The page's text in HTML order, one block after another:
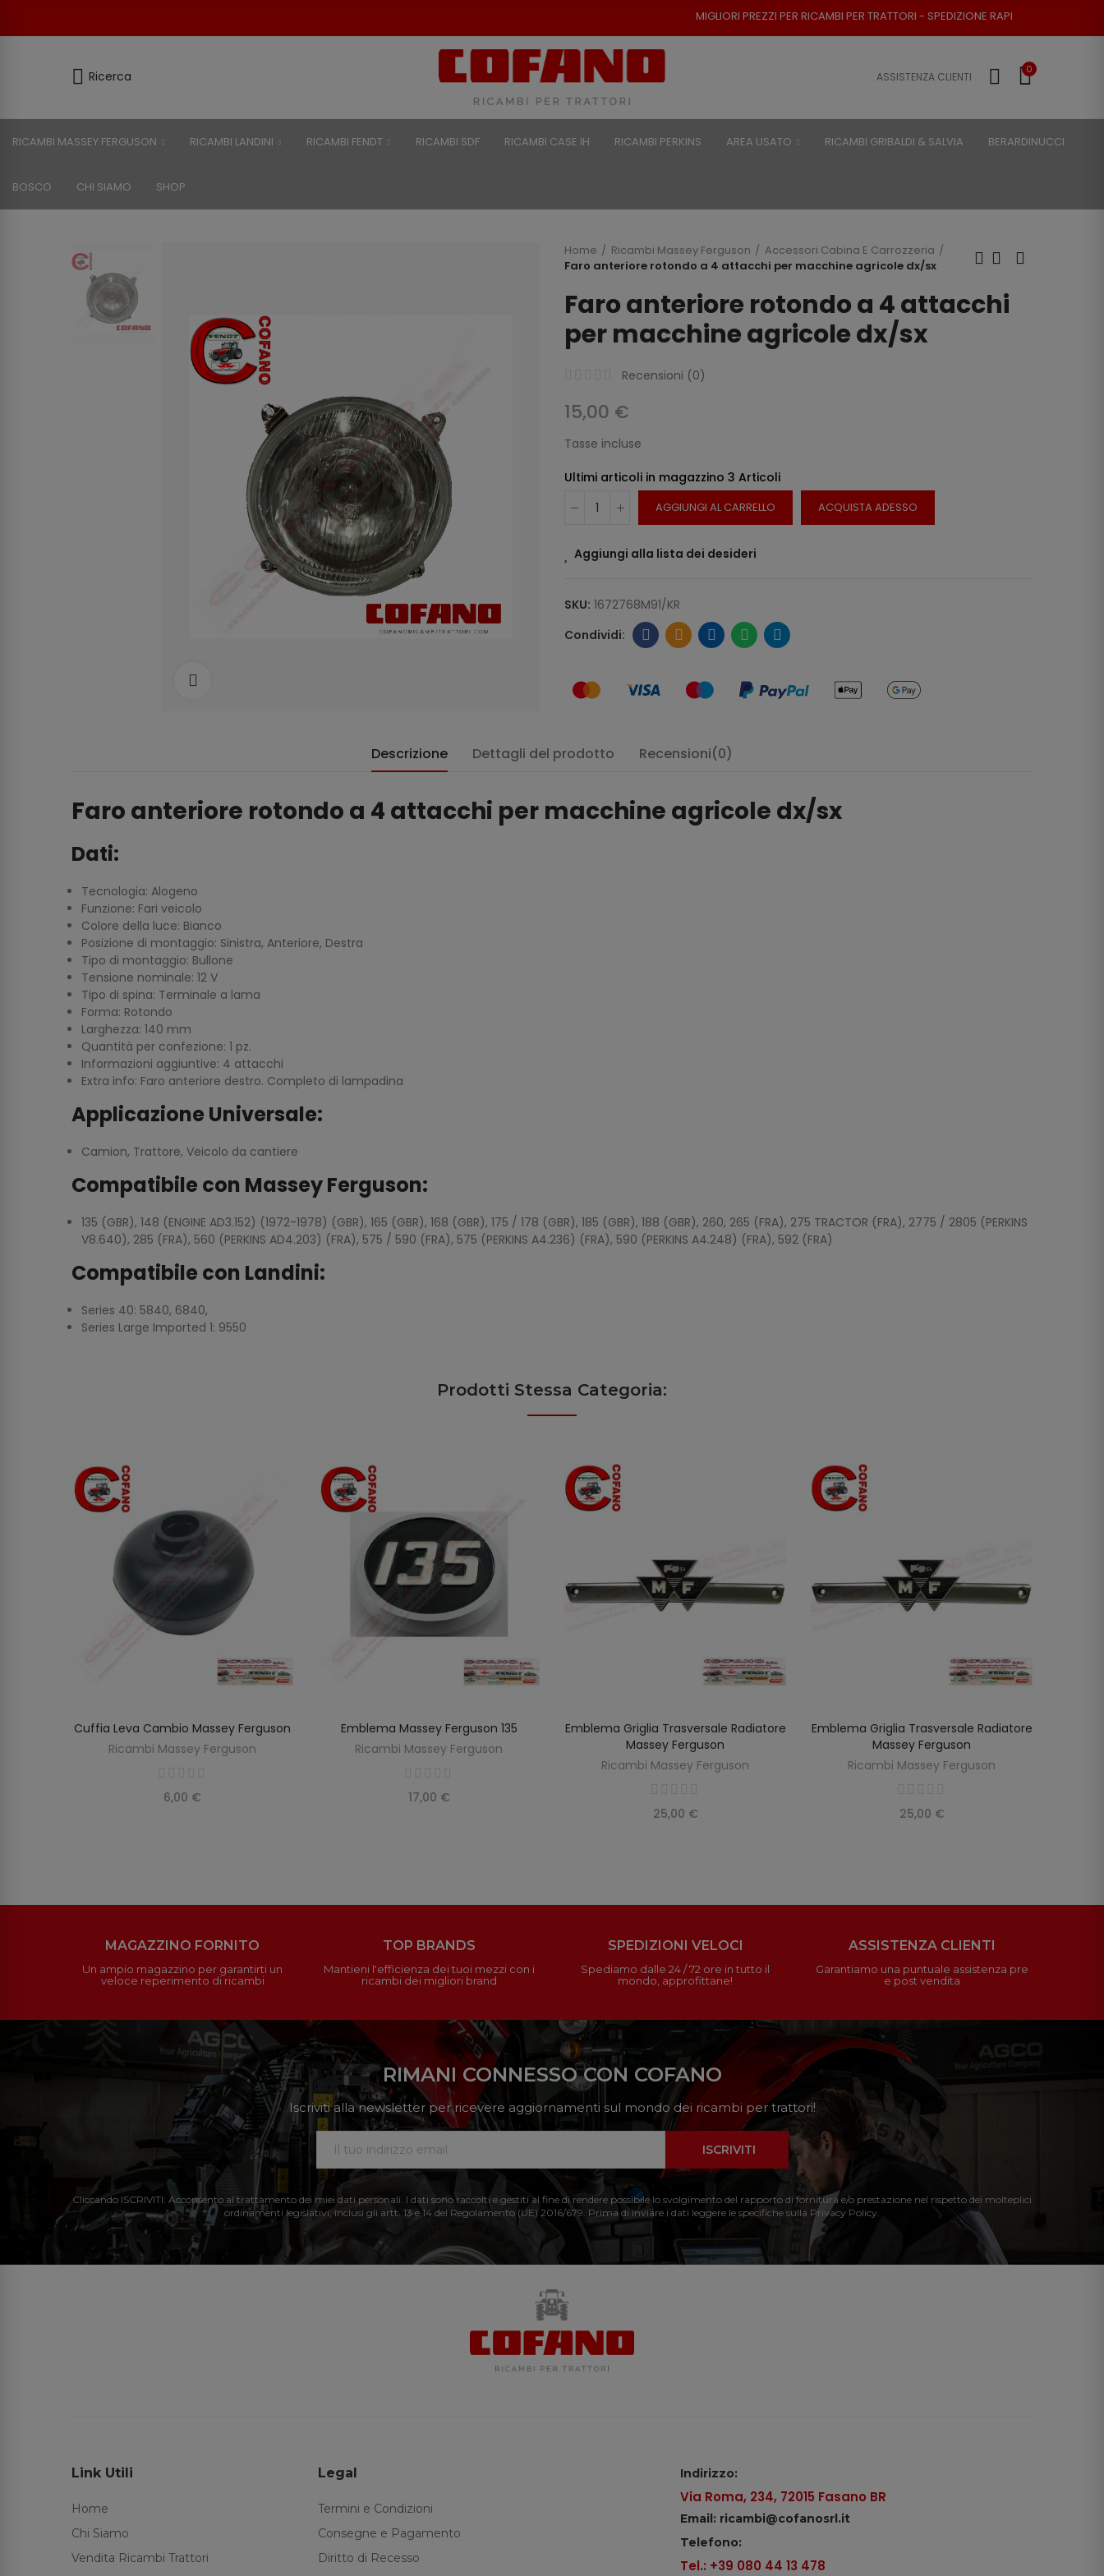
MIGLIORI PREZZI PER RICAMBI PER TRATTORI - SPEDIZIONE RAPIDA - RESO POSSIBILE
Ricerca ASSISTENZA CLIENTI
0
RICAMBI MASSEY FERGUSON RICAMBI LANDINI RICAMBI FENDT RICAMBI SDF RICAMBI CASE IH RICAMBI PERKINS AREA USATO RICAMBI GRIBALDI & SALVIA BERARDINUCCI
BOSCO CHI SIAMO SHOP
Home Ricambi Massey Ferguson
Accessori Cabina E Carrozzeria
Faro anteriore rotondo a 4 attacchi per macchine agricole dx/sx
Faro anteriore rotondo a 4 attacchi
per macchine agricole dx/sx
Recensioni (0)
15,00 €
Tasse incluse
Ultimi articoli in magazzino 3 Articoli
AGGIUNGI AL CARRELLO ACQUISTA ADESSO
Aggiungi alla lista dei desideri
SKU: 1672768M91/KR
Descrizione Dettagli del prodotto Recensioni(0)
Faro anteriore rotondo a 4 attacchi per macchine agricole dx/sx
Dati:
Tecnologia: Alogeno
Funzione: Fari veicolo
Colore della luce: Bianco
Posizione di montaggio: Sinistra, Anteriore, Destra
Tipo di montaggio: Bullone
Tensione nominale: 12 V
Tipo di spina: Terminale a lama
Forma: Rotondo
Larghezza: 140 mm
Quantità per confezione: 1 pz.
Informazioni aggiuntive: 4 attacchi
Extra info: Faro anteriore destro. Completo di lampadina
Applicazione Universale:
Camion, Trattore, Veicolo da cantiere
Compatibile con Massey Ferguson:
135 (GBR), 148 (ENGINE AD3.152) (1972-1978) (GBR), 165 (GBR), 168 (GBR), 175 / 178 (GBR), 185 (GBR), 188 (GBR), 260, 265 (FRA), 275 TRACTOR (FRA), 2775 / 2805 (PERKINS
V8.640), 285 (FRA), 560 (PERKINS AD4.203) (FRA), 575 / 590 (FRA), 575 (PERKINS A4.236) (FRA), 590 (PERKINS A4.248) (FRA), 592 (FRA)
Compatibile con Landini:
Series 40: 5840, 6840,
Series Large Imported 1: 9550
Prodotti Stessa Categoria:
AGGIUNGI AL CARRELLO
Cuffia Leva Cambio Massey Ferguson
Ricambi Massey Ferguson
6,00 €
AGGIUNGI AL CARRELLO
Emblema Massey Ferguson 135
Ricambi Massey Ferguson
17,00 €
AGGIUNGI AL CARRELLO
Emblema Griglia Trasversale Radiatore
Massey Ferguson
Ricambi Massey Ferguson
25,00 €
AGGIUNGI AL CARRELLO
Emblema Griglia Trasversale Radiatore
Massey Ferguson
Ricambi Massey Ferguson
25,00 €
MAGAZZINO FORNITO
Un ampio magazzino per garantirti un
veloce reperimento di ricambi
TOP BRANDS
Mantieni l'efficienza dei tuoi mezzi con i
ricambi dei migliori brand
SPEDIZIONI VELOCI
Spediamo dalle 24 / 72 ore in tutto il
mondo, approfittane!
ASSISTENZA CLIENTI
Garantiamo una puntuale assistenza pre
e post vendita
RIMANI CONNESSO CON COFANO
Iscriviti alla newsletter per ricevere aggiornamenti sul mondo dei ricambi per trattori!
ISCRIVITI
Cliccando ISCRIVITI: Acconsento al trattamento dei miei dati personali. I dati sono raccolti e gestiti al fine di rendere possibile lo svolgimento del rapporto di fornitura e/o prestazione nel rispetto dei molteplici
ordinamenti legislativi, inclusi gli artt. 13 e 14 del Regolamento (UE) 2016/679. Prima di inviare i dati leggere le specifiche sulla Privacy Policy.
Link Utili
Home
Chi Siamo
Vendita Ricambi Trattori
Legal
Termini e Condizioni
Consegne e Pagamento
Diritto di Recesso
Indirizzo:
Via Roma, 234, 72015 Fasano BR
Email: ricambi@cofanosrl.it
Telefono:
Tel.: +39 080 44 13 478